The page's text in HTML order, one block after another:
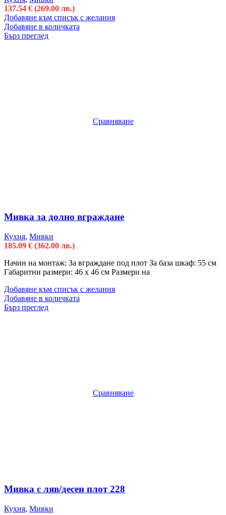
137.54 € (269.00 лв.)
Добавяне към списък с желания
Добавяне в количката
Бърз преглед
Сравняване
Мивка за долно вграждане
Кухня, Мивки
185.09 € (362.00 лв.)
Начин на монтаж: За вграждане под плот За база шкаф: 55 см
Габаритни размери: 46 x 46 см Размери на
Добавяне към списък с желания
Добавяне в количката
Бърз преглед
Сравняване
Мивка с ляв/десен плот 228
Кухня, Мивки